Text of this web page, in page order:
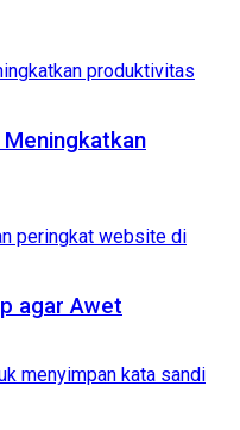
Meningkatkan
agar Awet